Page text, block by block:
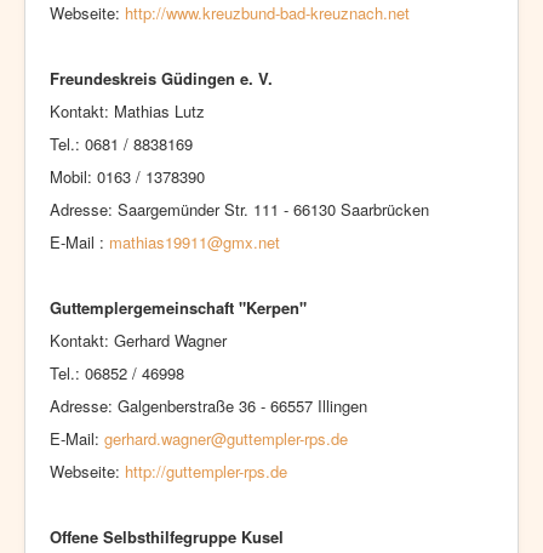
Webseite: http://www.kreuzbund-bad-kreuznach.net
Freundeskreis Güdingen e. V.
Kontakt: Mathias Lutz
Tel.: 0681 / 8838169
Mobil: 0163 / 1378390
Adresse: Saargemünder Str. 111 - 66130 Saarbrücken
E-Mail : mathias19911@gmx.net
Guttemplergemeinschaft "Kerpen"
Kontakt: Gerhard Wagner
Tel.: 06852 / 46998
Adresse: Galgenberstraße 36 - 66557 Illingen
E-Mail: gerhard.wagner@guttempler-rps.de
Webseite: http://guttempler-rps.de
Offene Selbsthilfegruppe Kusel